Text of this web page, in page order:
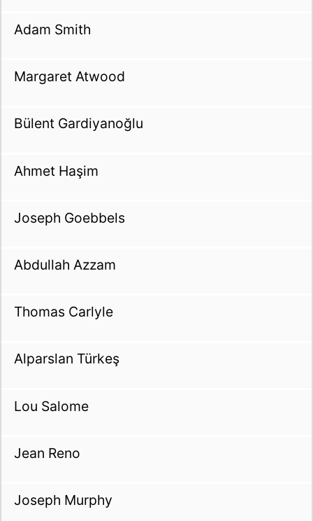
Adam Smith
Margaret Atwood
Bülent Gardiyanoğlu
Ahmet Haşim
Joseph Goebbels
Abdullah Azzam
Thomas Carlyle
Alparslan Türkeş
Lou Salome
Jean Reno
Joseph Murphy